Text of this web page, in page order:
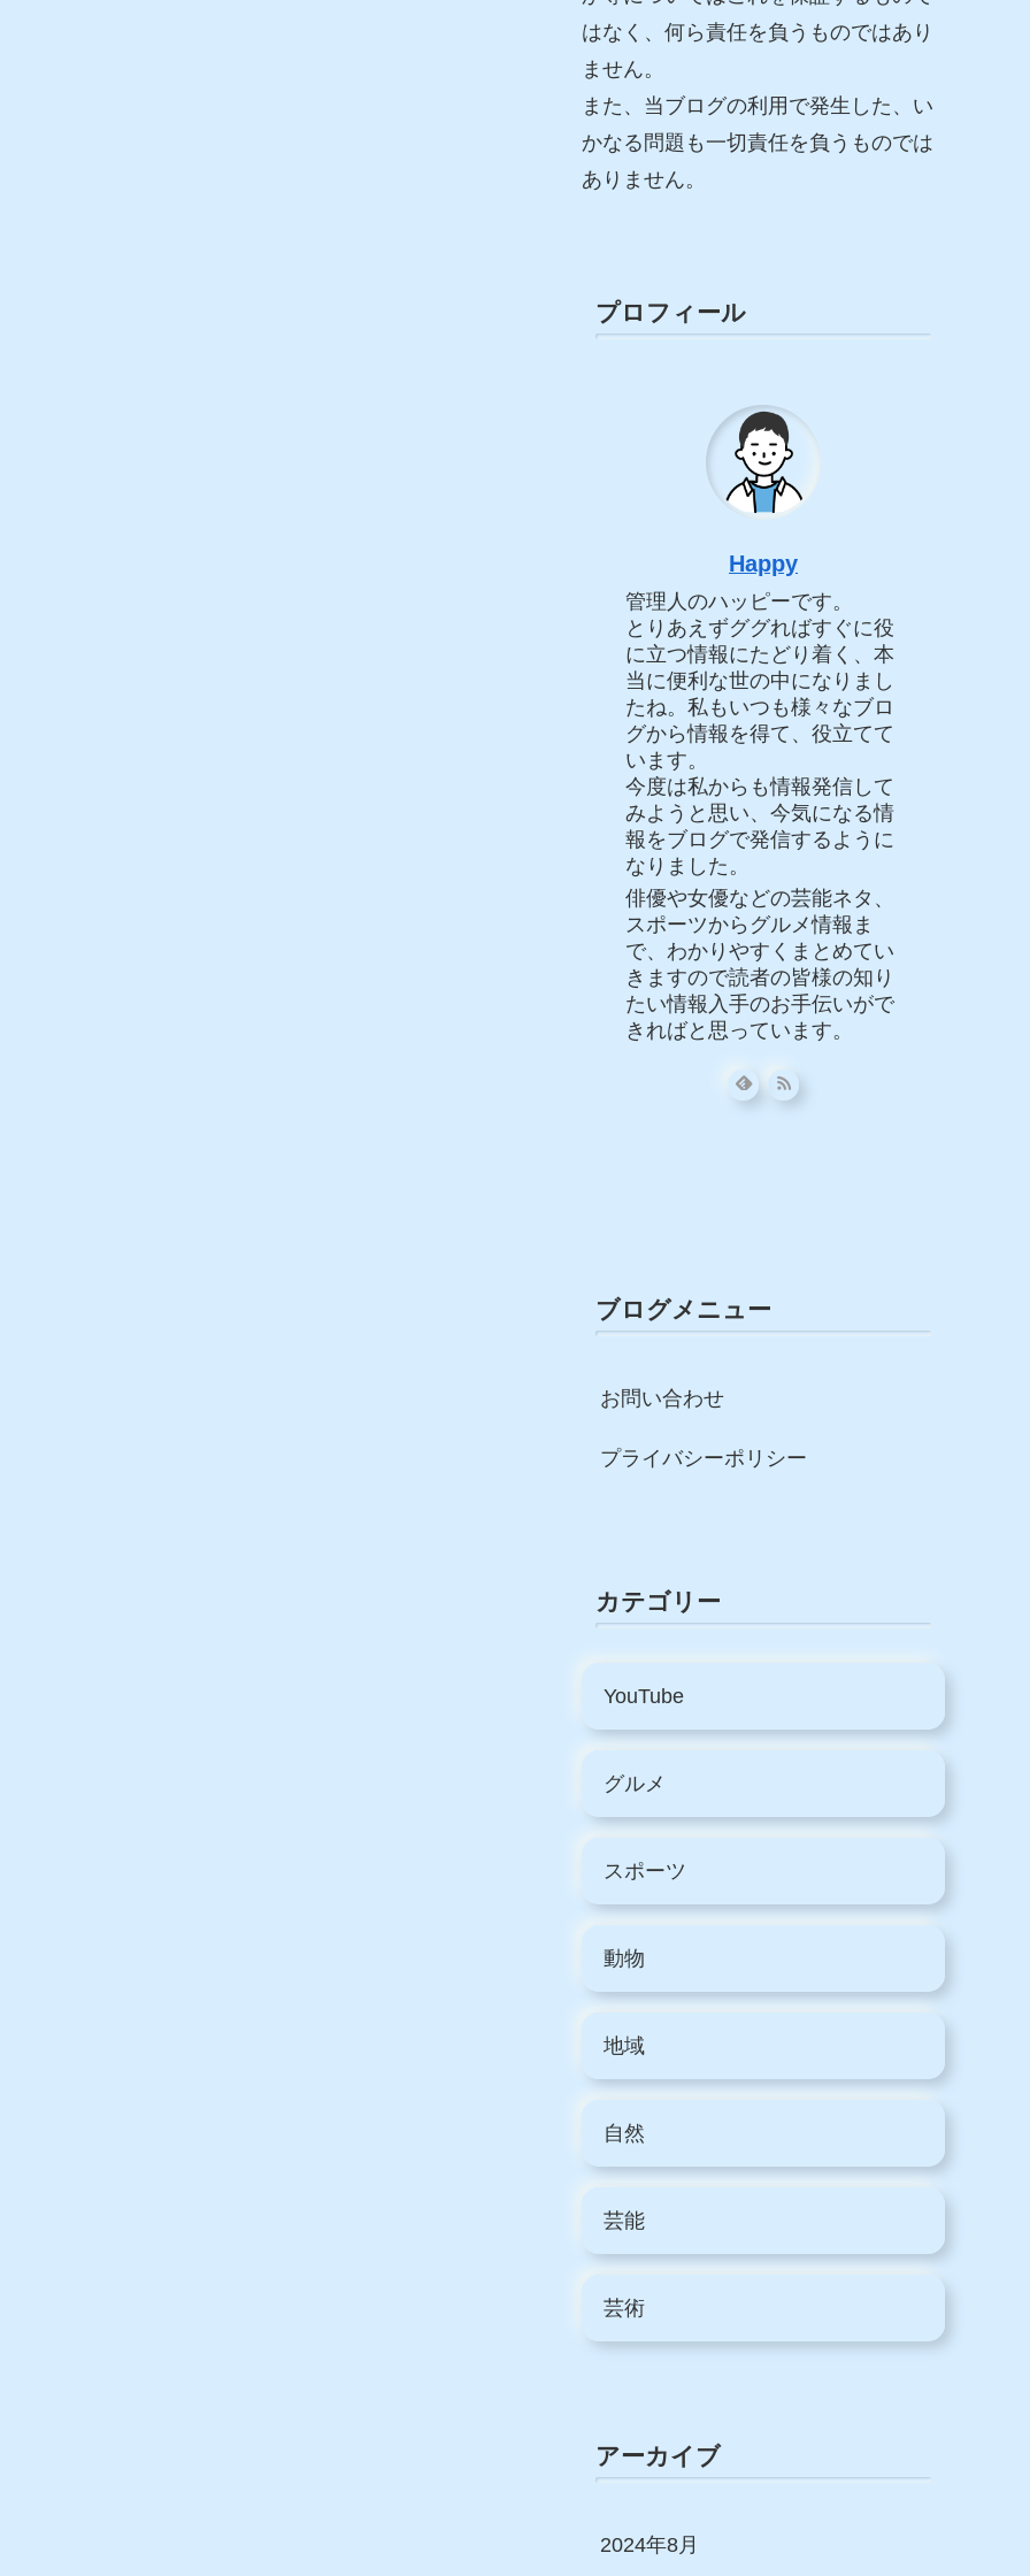
はなく、何ら責任を負うものではあり
ません。
また、当ブログの利用で発生した、い
かなる問題も一切責任を負うものでは
ありません。
プロフィール
Happy
管理人のハッピーです。
とりあえずググればすぐに役
に立つ情報にたどり着く、本
当に便利な世の中になりまし
たね。私もいつも様々なブロ
グから情報を得て、役立てて
います。
今度は私からも情報発信して
みようと思い、今気になる情
報をブログで発信するように
なりました。
俳優や女優などの芸能ネタ、
スポーツからグルメ情報ま
で、わかりやすくまとめてい
きますので読者の皆様の知り
たい情報入手のお手伝いがで
きればと思っています。
ブログメニュー
お問い合わせ
プライバシーポリシー
カテゴリー
YouTube
グルメ
スポーツ
動物
地域
自然
芸能
芸術
アーカイブ
2024年8月